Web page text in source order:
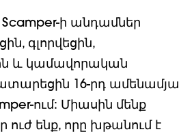
Scamper-ի անդամներ
գլորվեցին,
և կամավորական
16-րդ ամենամյա
ում: Միասին մենք
ուժ ենք, որը խթանում է